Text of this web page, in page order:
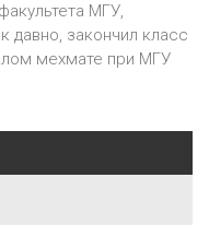
МГУ,
давно, закончил класс
мехмате при МГУ